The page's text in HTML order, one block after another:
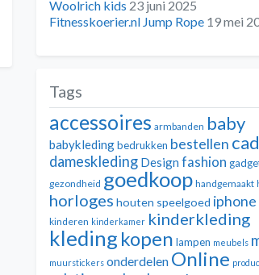
Woolrich kids 23 juni 2025
Fitnesskoerier.nl Jump Rope 19 mei
Tags
accessoires armbanden baby
babykledingbedrukken bestellen
dameskleding Design fashion
gezondheid goedkoop handgemaakt
horloges houten speelgoed iphone
kinderen kinderkamer kinderkleding
kleding kopen lampen meubels
muurstickers onderdelen Online